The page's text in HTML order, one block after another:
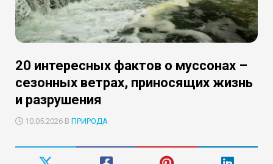
20 интересных фактов о муссонах –
сезонных ветрах, приносящих жизнь
и разрушения
10.05.2026 В ПРИРОДА